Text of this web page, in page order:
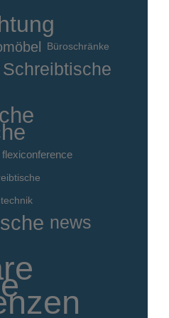
Büroschränke
flexiconference
news